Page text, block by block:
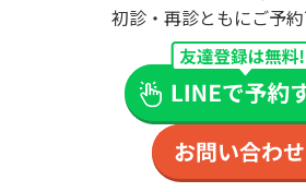
初診・再診ともにご予約